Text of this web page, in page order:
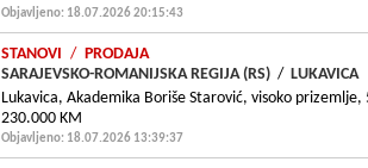
Objavljeno: 18.07.2026 20:15:43
STANOVI / PRODAJA
SARAJEVSKO-ROMANIJSKA REGIJA (RS) / LUKAVICA
Lukavica, Akademika Boriše Starović, visoko
230.000 KM
Objavljeno: 18.07.2026 13:39:37